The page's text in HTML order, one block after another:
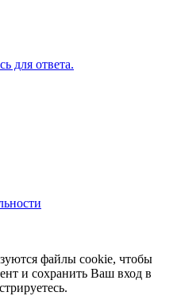
для ответа.
файлы cookie, чтобы
и сохранить Ваш вход в